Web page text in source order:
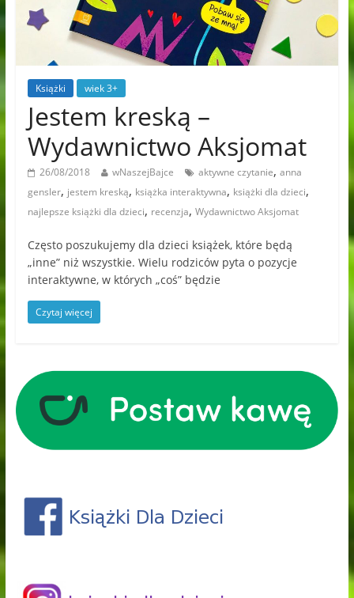
Książki wiek 3+
Jestem kreską –
Wydawnictwo Aksjomat
26/08/2018 wNaszejBajce aktywne czytanie, anna
gensler, jestem kreską, książka interaktywna, książki dla dzieci,
najlepsze książki dla dzieci, recenzja, Wydawnictwo Aksjomat
Często poszukujemy dla dzieci książek, które będą
„inne” niż wszystkie. Wielu rodziców pyta o pozycje
interaktywne, w których „coś” będzie
Czytaj więcej